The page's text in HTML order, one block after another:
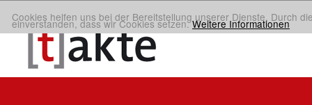
Cookies helfen uns bei der Bereitstellung unserer Dienste. Durch
einverstanden, dass wir Cookies setzen.Weitere Informationen